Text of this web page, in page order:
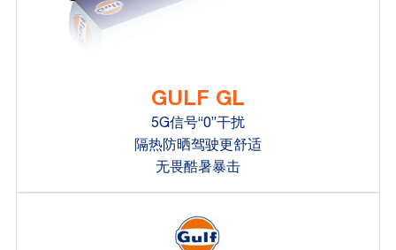
GULF GL
5G信号“0”干扰
隔热防晒驾驶更舒适
无畏酷暑暴击